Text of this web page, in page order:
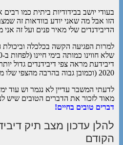
בעודי יושב בבידודיות ביתית כמו
הזו אבל מה שאני יודע בוודאות זה
הדיבידנדים שלי מאיר פנים ועל זה אני
למרות הפגיעה הקשה בכלכלה וביכולת
דיבידעת מראה צפי דיבידנדים גדול
2020 (וכמובן גבוה בהרבה מהצפי שלו מלפני שנה).
לדעתי המשבר עדיין לא נגמר וש עוד
מאוד לזכור את הדברים הטובים שיש
דברים טובים בחיים!
להלן עדכון מצב תיק
הקודם